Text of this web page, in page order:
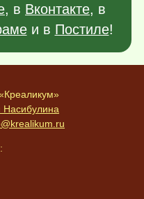
, в Вконтакте, в
и в Постиле!
Насибулина